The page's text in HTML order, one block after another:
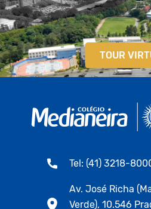
TOUR
Tel: (41) 3218-
Av. José Richa
Verde), 10.546